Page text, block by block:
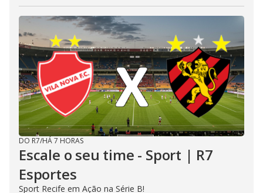
DO R7/HÁ 7 HORAS
Escale o seu time - Sport | R7
Esportes
Sport Recife em Ação na Série B!